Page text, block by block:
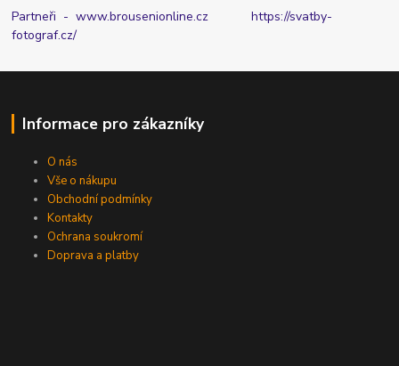
Partneři - www.brousenionline.czhttps://svatby-
fotograf.cz/
Informace pro zákazníky
O nás
Vše o nákupu
Obchodní podmínky
Kontakty
Ochrana soukromí
Doprava a platby